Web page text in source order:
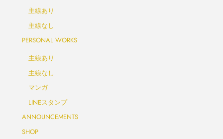
主線あり
主線なし
PERSONAL WORKS
主線あり
主線なし
マンガ
LINEスタンプ
ANNOUNCEMENTS
SHOP